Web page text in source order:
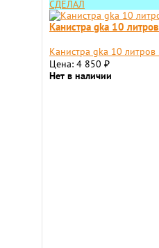
СДЕЛАЛ
Канистра gka 10 литров
Канистра gka 10
Цена: 4 850 ₽
Нет в наличии